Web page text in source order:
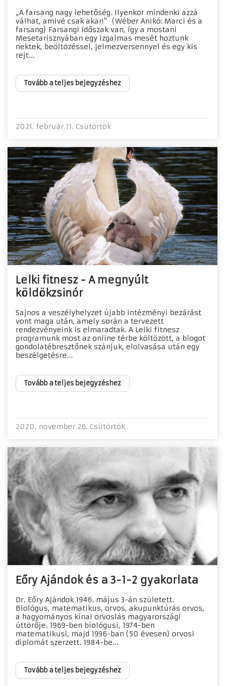
„A farsang nagy lehetőség. Ilyenkor mindenki azzá
válhat, amivé csak akar!" (Wéber Anikó: Marci és a
farsang) Farsangi időszak van, így a mostani
Mesetarisznyában egy izgalmas mesét hoztunk
nektek, beöltözéssel, jelmezversennyel és egy kis
rejt...
Tovább a teljes bejegyzéshez
2021. február 11. Csütörtök
Lelki fitnesz - A megnyúlt
köldökzsinór
Sajnos a veszélyhelyzet újabb intézményi bezárást
vont maga után, amely során a tervezett
rendezvényeink is elmaradtak. A Lelki fitnesz
programunk most az online térbe költözött, a blogot
gondolatébresztőnek szánjuk, elolvasása után egy
beszélgetésre...
Tovább a teljes bejegyzéshez
2020. november 26. Csütörtök
Eőry Ajándok és a 3-1-2 gyakorlata
Dr. Eőry Ajándok 1946. május 3-án született.
Biológus, matematikus, orvos, akupunktúrás orvos,
a hagyományos kínai orvoslás magyarországi
úttörője. 1969-ben biológusi, 1974-ben
matematikusi, majd 1996-ban (50 évesen) orvosi
diplomát szerzett. 1984-be...
Tovább a teljes bejegyzéshez